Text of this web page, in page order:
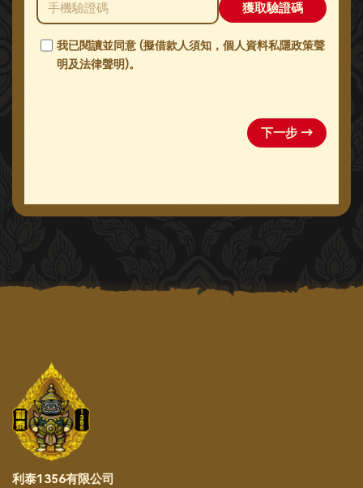
獲取驗證碼
我已閱讀並同意 (擬借款人須知，個人資料私隱政策聲
明及法律聲明)。
下一步 →
利泰1356有限公司